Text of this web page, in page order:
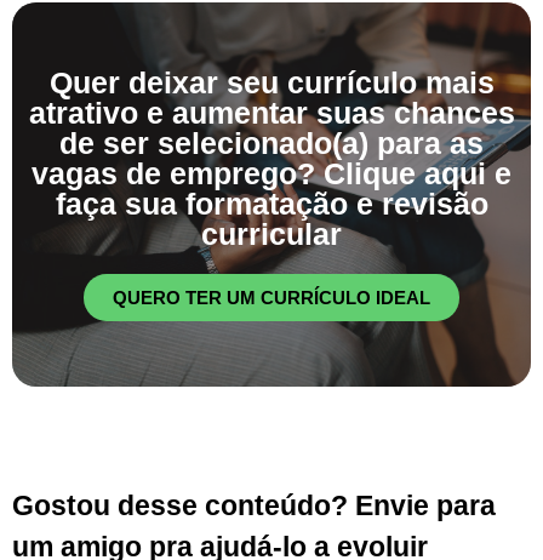
Quer deixar seu currículo mais
atrativo e aumentar suas chances
de ser selecionado(a) para as
vagas de emprego? Clique aqui e
faça sua formatação e revisão
curricular
QUERO TER UM CURRÍCULO IDEAL
Gostou desse conteúdo? Envie para
um amigo pra ajudá-lo a evoluir